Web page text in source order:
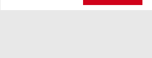
это не структура на оргсхеме и не